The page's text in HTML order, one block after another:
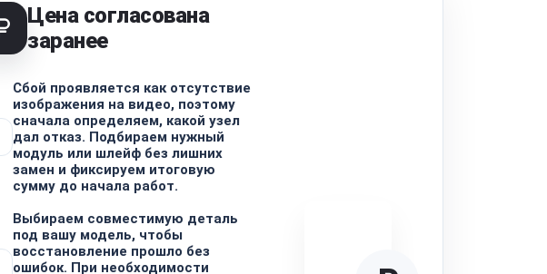
Цена согласована
заранее
Сбой проявляется как отсутствие
изображения на видео, поэтому
сначала определяем, какой узел
дал отказ. Подбираем нужный
модуль или шлейф без лишних
замен и фиксируем итоговую
сумму до начала работ.
Выбираем совместимую деталь
под вашу модель, чтобы
восстановление прошло без
ошибок. При необходимости